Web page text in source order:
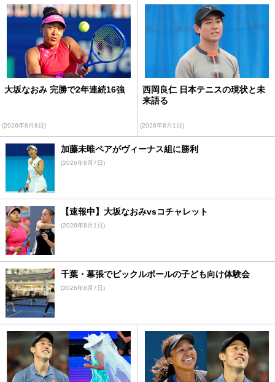
大坂なおみ 完勝で2年連続16強
(2026年8月8日)
西岡良仁 日本テニスの現状と未
来語る
(2026年8月1日)
加藤未唯ペアがヴィーナス組に勝利
(2026年8月7日)
【速報中】大坂なおみvsコチャレット
(2026年8月1日)
千葉・幕張でピックルボールの子ども向け体験会
(2026年8月7日)